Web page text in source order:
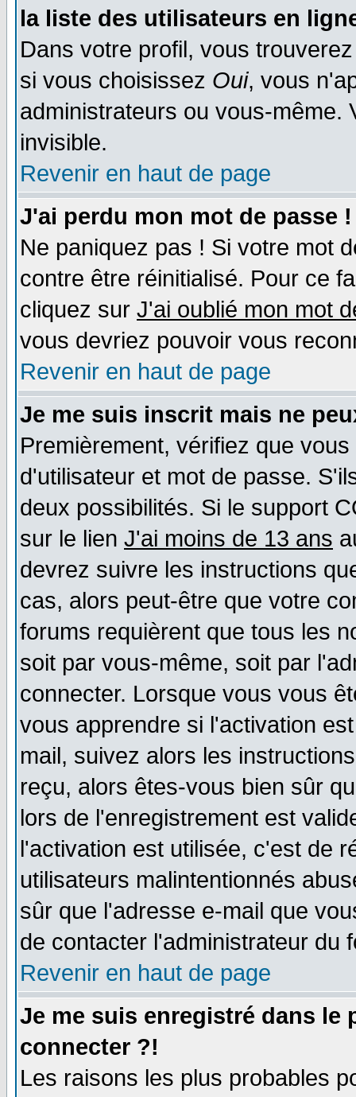
la liste des utilisateurs en
Dans votre profil, vous
si vous choisissez Oui, vous
administrateurs ou vous-même.
invisible.
Revenir en haut de page
J'ai perdu mon mot de passe !
Ne paniquez pas ! Si votre mot
contre être réinitialisé. Pour ce
cliquez sur J'ai oublié mon mot
vous devriez pouvoir vous
Revenir en haut de page
Je me suis inscrit mais ne
Premièrement, vérifiez que
d'utilisateur et mot de passe.
deux possibilités. Si le support
sur le lien J'ai moins de 13 ans
devrez suivre les instructions
cas, alors peut-être que votre
forums requièrent que tous les
soit par vous-même, soit par
connecter. Lorsque vous vous
vous apprendre si l'activation
mail, suivez alors les
reçu, alors êtes-vous bien sûr
lors de l'enregistrement est
l'activation est utilisée, c'est de
utilisateurs malintentionnés
sûr que l'adresse e-mail que
de contacter l'administrateur du
Revenir en haut de page
Je me suis enregistré dans le
connecter ?!
Les raisons les plus probables